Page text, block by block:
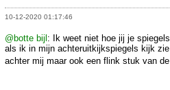
10-12-2020 01:17:46
@botte bijl : Ik weet niet hoe jij je
als ik in mijn achteruitkijkspiegels kijk
achter mij maar ook een flink stuk van